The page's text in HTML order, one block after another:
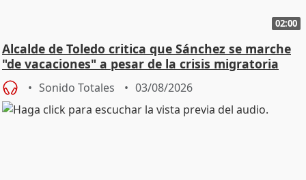
02:00
Alcalde de Toledo critica que Sánchez se marche
"de vacaciones" a pesar de la crisis migratoria
Sonido Totales 03/08/2026